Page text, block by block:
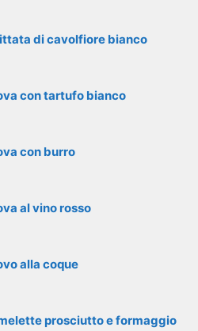
di cavolfiore bianco
con tartufo bianco
con burro
al vino rosso
alla coque
prosciutto e formaggio